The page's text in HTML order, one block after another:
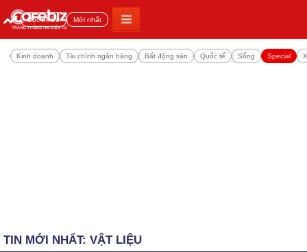
Đọc nhiều Mới nhất
Kinh doanh Tài chính ngân hàng Bất động sản Quốc tế Sống Special
TIN MỚI NHẤT: VẬT LIỆU